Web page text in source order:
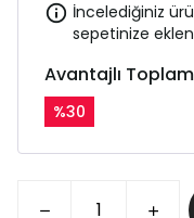
İncelediğiniz
sepetinize
Avantajlı Toplam
%30